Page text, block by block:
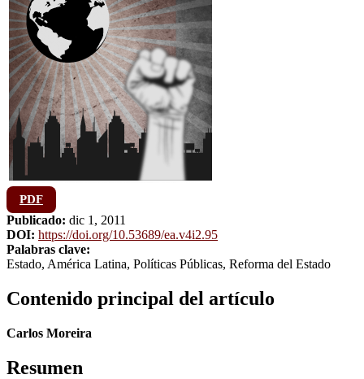
PDF
Publicado: dic 1, 2011
DOI: https://doi.org/10.53689/ea.v4i2.95
Palabras clave:
Estado, América Latina, Políticas Públicas, Reforma del Estado
Contenido principal del artículo
Carlos Moreira
Resumen